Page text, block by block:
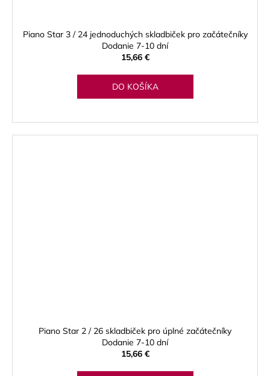
Piano Star 3 / 24 jednoduchých skladbiček pro začátečníky
Dodanie 7-10 dní
15,66 €
DO KOŠÍKA
Piano Star 2 / 26 skladbiček pro úplné začátečníky
Dodanie 7-10 dní
15,66 €